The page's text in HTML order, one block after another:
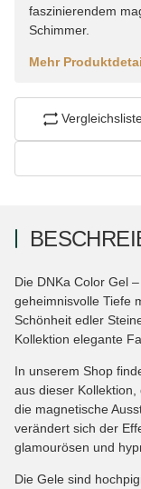
faszinierendem
Schimmer.
Mehr
Die DNKa Color Gel
geheimnisvolle Tiefe
Schönheit edler
Kollektion elegante
In unserem Shop
aus dieser
die magnetische
verändert sich der
glamourösen und
Die Gele sind